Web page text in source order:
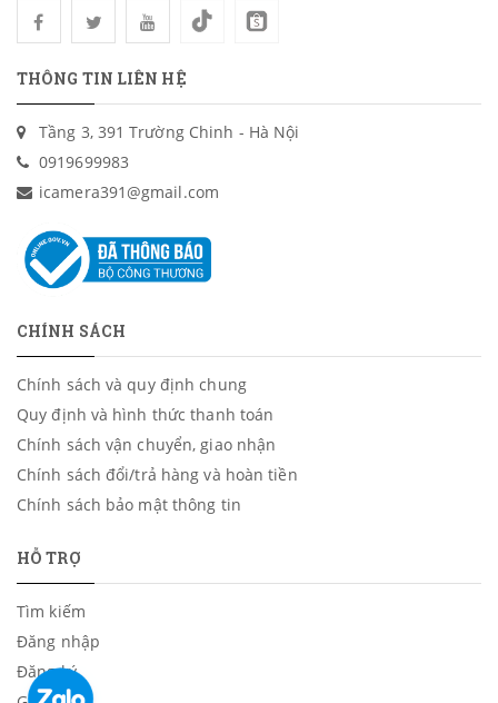
THÔNG TIN LIÊN HỆ
Tầng 3, 391 Trường Chinh - Hà Nội
0919699983
icamera391@gmail.com
CHÍNH SÁCH
Chính sách và quy định chung
Quy định và hình thức thanh toán
Chính sách vận chuyển, giao nhận
Chính sách đổi/trả hàng và hoàn tiền
Chính sách bảo mật thông tin
HỖ TRỢ
Tìm kiếm
Đăng nhập
Đăng ký